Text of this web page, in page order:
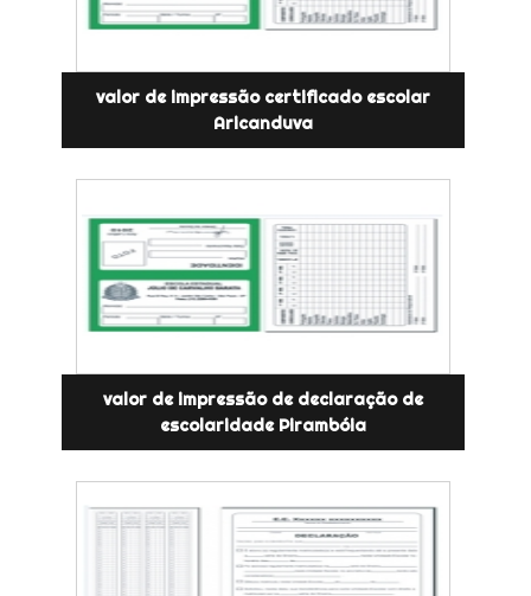
valor de impressão certificado escolar
Aricanduva
valor de impressão de declaração de
escolaridade Pirambóia